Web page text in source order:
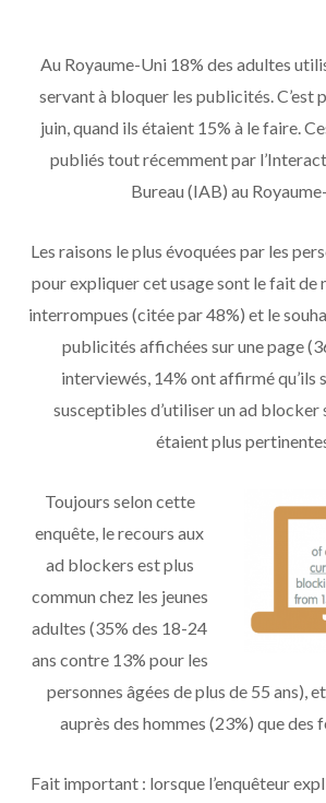
Au Royaume-Uni 18% des adultes
servant à bloquer les publicités. C’est
juin, quand ils étaient 15% à le faire.
publiés tout récemment par
Bureau (IAB) au
Les raisons le plus évoquées par les
pour expliquer cet usage sont le fait de
interrompues (citée par 48%) et le
publicités affichées sur une page
interviewés, 14% ont affirmé qu’ils
susceptibles d’utiliser un ad blocker
étaient plus
Toujours selon cette
enquête, le recours aux
ad blockers est plus
commun chez les jeunes
adultes (35% des 18-24
ans contre 13% pour les
personnes âgées de plus de 55 ans),
auprès des hommes (23%) que des
Fait important : lorsque l’enquêteur